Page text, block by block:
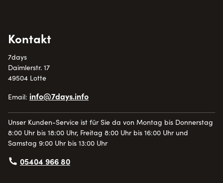
Kontakt
7days
Daimlerstr. 17
49504 Lotte
Email: info@7days.info
Unser Kunden-Service ist für Sie da von Montag bis Donnerstag
8:00 Uhr bis 18:00 Uhr, Freitag 8:00 Uhr bis 16:00 Uhr und
Samstag 9:00 Uhr bis 13:00 Uhr
05404 966 80